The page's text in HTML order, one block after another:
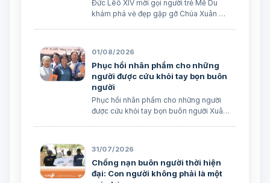
Đức Lêô XIV mời gọi người trẻ Mễ Du
khám phá vẻ đẹp gặp gỡ Chúa Xuân Đại
do Đức Hồng y Quốc vụ khanh Tòa
Thánh …
01/08/2026
Phục hồi nhân phẩm cho những
người được cứu khỏi tay bọn buôn
người
Phục hồi nhân phẩm cho những người
được cứu khỏi tay bọn buôn người Xuân
31/07/2026
Chống nạn buôn người thời hiện
đại: Con người không phải là một